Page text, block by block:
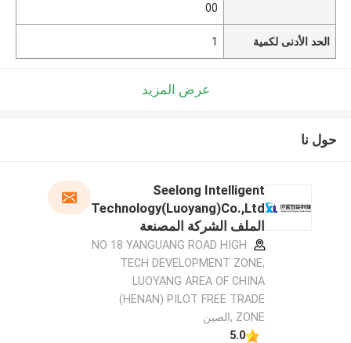
00
الحد الأدنى لكمية 1
عرض المزيد
حول نا
Seelong Intelligent
Technology(Luoyang)Co.,Ltd
الملف الشركة المصنعة
NO 18 YANGUANG ROAD HIGH
TECH DEVELOPMENT ZONE,
LUOYANG AREA OF CHINA
(HENAN) PILOT FREE TRADE
ZONE ,الصين
5.0